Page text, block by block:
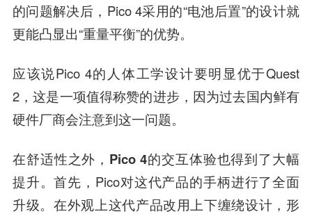
的问题解决后，Pico 4采用的“电池后置”的设计就
更能凸显出“重量平衡”的优势。
应该说Pico 4的人体工学设计要明显优于Quest
2，这是一项值得称赞的进步，因为过去国内鲜有
硬件厂商会注意到这一问题。
在舒适性之外，Pico 4的交互体验也得到了大幅
提升。首先，Pico对这代产品的手柄进行了全面
升级。在外观上这代产品改用上下缠绕设计，形